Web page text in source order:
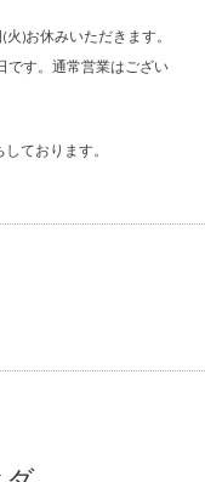
)お休みいただきます。
です。通常営業はござい
ております。